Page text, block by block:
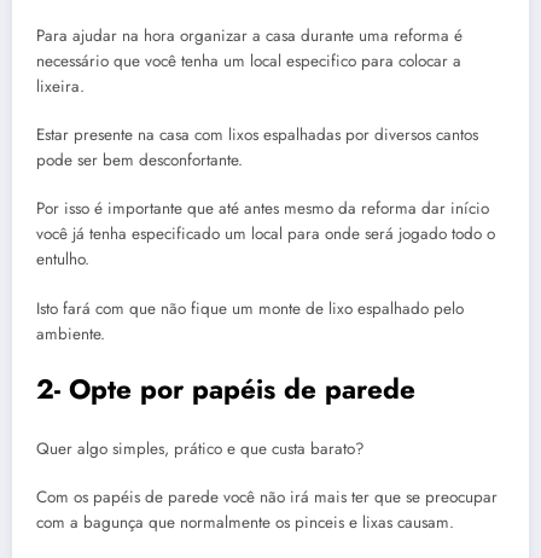
Para ajudar na hora organizar a casa durante uma reforma é
necessário que você tenha um local especifico para colocar a
lixeira.
Estar presente na casa com lixos espalhadas por diversos cantos
pode ser bem desconfortante.
Por isso é importante que até antes mesmo da reforma dar início
você já tenha especificado um local para onde será jogado todo o
entulho.
Isto fará com que não fique um monte de lixo espalhado pelo
ambiente.
2- Opte por papéis de parede
Quer algo simples, prático e que custa barato?
Com os papéis de parede você não irá mais ter que se preocupar
com a bagunça que normalmente os pinceis e lixas causam.